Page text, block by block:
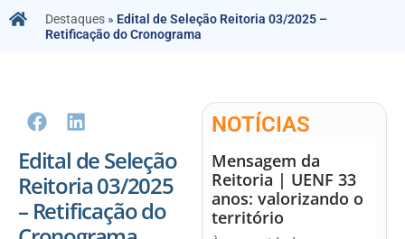
Destaques » Edital de Seleção Reitoria 03/2025 –
Retificação do Cronograma
Edital de Seleção
Reitoria 03/2025
– Retificação do
NOTÍCIAS
Mensagem da
Reitoria | UENF 33
anos: valorizando o
território